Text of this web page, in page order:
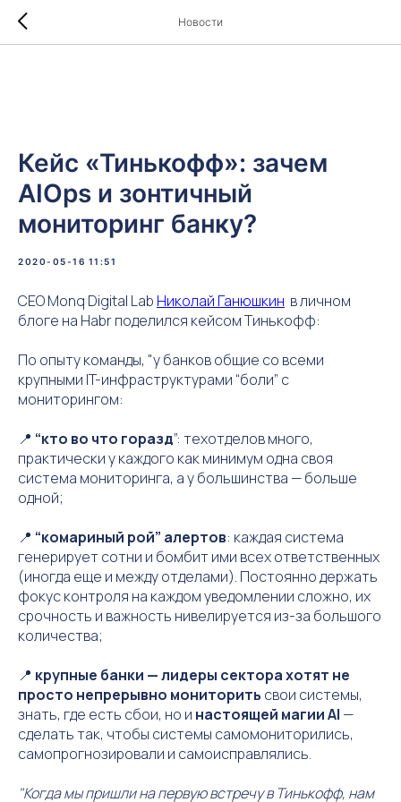
Новости
Кейс «Тинькофф»: зачем
AIOps и зонтичный
мониторинг банку?
2020-05-16 11:51
CEO Monq Digital Lab Николай Ганюшкин в личном
блоге на Habr поделился кейсом Тинькофф:
По опыту команды, "у банков общие со всеми
крупными IT-инфраструктурами “боли” с
мониторингом:
📍 “кто во что горазд”: техотделов много,
практически у каждого как минимум одна своя
система мониторинга, а у большинства — больше
одной;
📍 “комариный рой” алертов: каждая система
генерирует сотни и бомбит ими всех ответственных
(иногда еще и между отделами). Постоянно держать
фокус контроля на каждом уведомлении сложно, их
срочность и важность нивелируется из-за большого
количества;
📍 крупные банки — лидеры сектора хотят не
просто непрерывно мониторить свои системы,
знать, где есть сбои, но и настоящей магии AI —
сделать так, чтобы системы самомониторились,
самопрогнозировали и самоисправлялись.
"Когда мы пришли на первую встречу в Тинькофф, нам